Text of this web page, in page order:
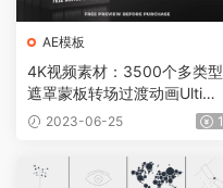
AE模板
4K视频素材：3500个多类型
遮罩蒙板转场过渡动画Ultima
te Transition Mattes Pack v
2023-06-25 1